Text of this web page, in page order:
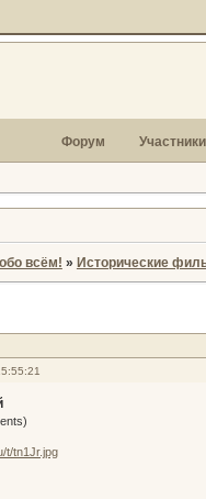
Форум Участники
всём! » Исторические